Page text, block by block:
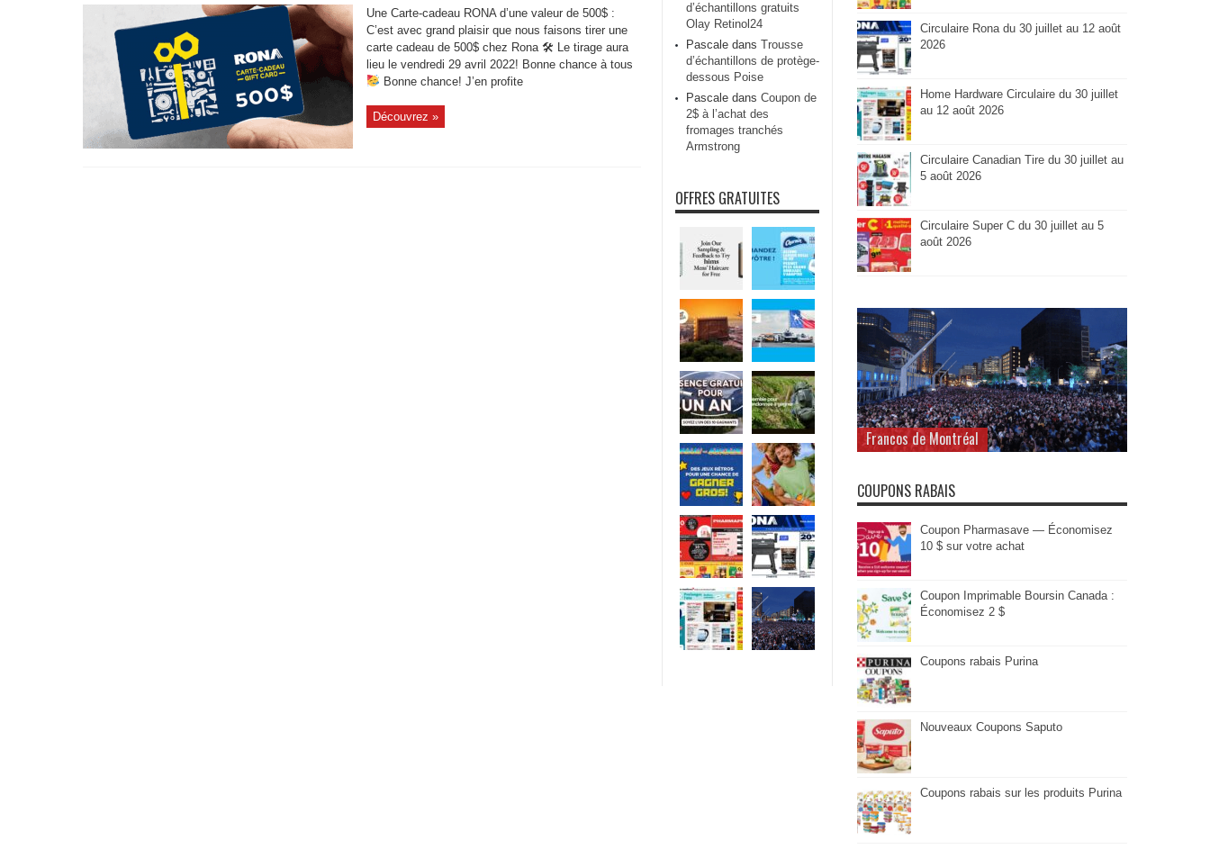
Une Carte-cadeau RONA d’une valeur de 500$ :
C’est avec grand plaisir que nous faisons tirer une
carte cadeau de 500$ chez Rona 🛠 Le tirage aura
lieu le vendredi 29 avril 2022! Bonne chance à tous
Bonne chance! J’en profite
Découvrez »
d’échantillons gratuits
Olay Retinol24
Pascale dans Trousse
d’échantillons de protège-
dessous Poise
Pascale dans Coupon de
2$ à l’achat des
fromages tranchés
Armstrong
OFFRES GRATUITES
Circulaire Rona du 30 juillet au 12 août
2026
Home Hardware Circulaire du 30 juillet
au 12 août 2026
Circulaire Canadian Tire du 30 juillet au
5 août 2026
Circulaire Super C du 30 juillet au 5
août 2026
Francos de Montréal
COUPONS RABAIS
Coupon Pharmasave — Économisez
10 $ sur votre achat
Coupon Imprimable Boursin Canada :
Économisez 2 $
Coupons rabais Purina
Nouveaux Coupons Saputo
Coupons rabais sur les produits Purina